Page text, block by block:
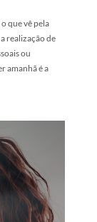
que vê pela
realização de
ou
amanhã é a